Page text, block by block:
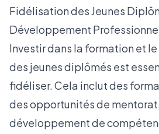
Fidélisation des Jeunes
Développement
Investir dans la formation et
des jeunes diplômés est
fidéliser. Cela inclut des
des opportunités de
développement de